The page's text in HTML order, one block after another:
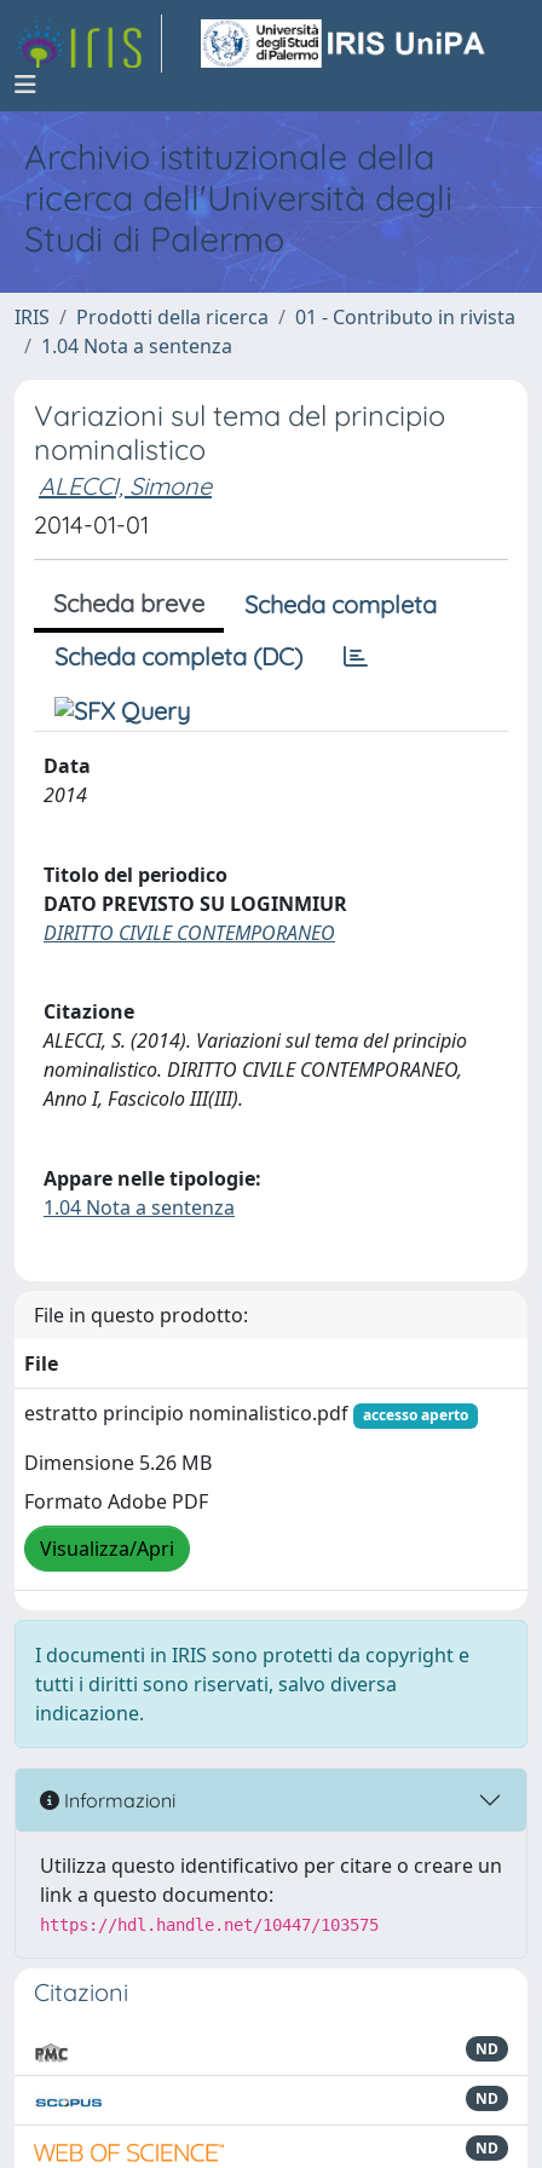
Archivio istituzionale della
ricerca dell'Università degli
Studi di Palermo
IRIS Prodotti della ricerca
01 - Contributo in rivista
1.04 Nota a sentenza
Variazioni sul tema del principio
nominalistico
ALECCI, Simone
2014-01-01
Scheda breve
Scheda completa
Scheda completa (DC)
Data
2014
Titolo del periodico
DATO PREVISTO SU LOGINMIUR
DIRITTO CIVILE CONTEMPORANEO
Citazione
ALECCI, S. (2014). Variazioni sul tema del principio
nominalistico. DIRITTO CIVILE CONTEMPORANEO,
Anno I, Fascicolo III(III).
Appare nelle tipologie:
1.04 Nota a sentenza
File in questo prodotto:
File
estratto principio nominalistico.pdf
accesso aperto
Dimensione 5.26 MB
Formato Adobe PDF
Visualizza/Apri
I documenti in IRIS sono protetti da copyright e
tutti i diritti sono riservati, salvo diversa
indicazione.
Informazioni
Utilizza questo identificativo per citare o creare un
link a questo documento:
https://hdl.handle.net/10447/103575
Citazioni
ND
ND
ND